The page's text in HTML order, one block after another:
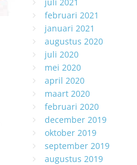
februari 2021
januari 2021
augustus 2020
juli 2020
mei 2020
april 2020
maart 2020
februari 2020
december 2019
oktober 2019
september 2019
augustus 2019